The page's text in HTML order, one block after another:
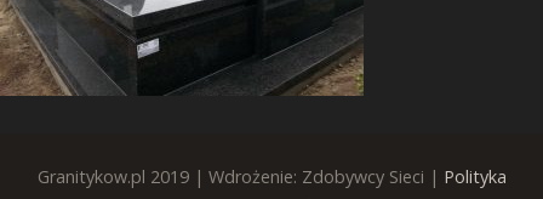
Granitykow.pl 2019 | Wdrożenie: Zdobywcy Sieci | Polityka